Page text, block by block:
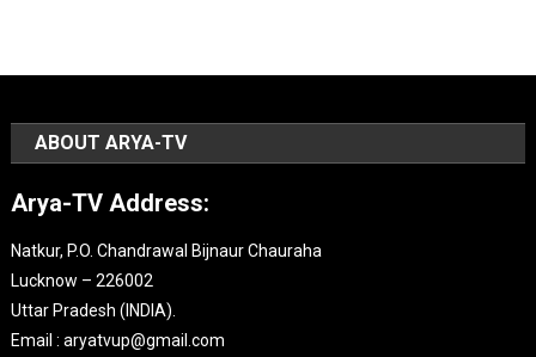
ABOUT ARYA-TV
Arya-TV Address:
Natkur, P.O. Chandrawal Bijnaur Chauraha
Lucknow – 226002
Uttar Pradesh (INDIA).
Email : aryatvup@gmail.com